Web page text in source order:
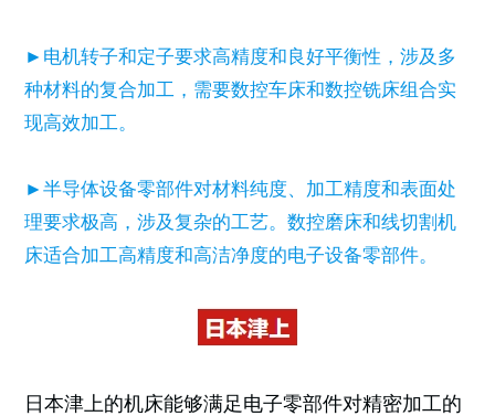
►电机转子和定子要求高精度和良好平衡性，涉及多
种材料的复合加工，需要数控车床和数控铣床组合实
现高效加工。
►半导体设备零部件对材料纯度、加工精度和表面处
理要求极高，涉及复杂的工艺。数控磨床和线切割机
床适合加工高精度和高洁净度的电子设备零部件。
日本津上的机床能够满足电子零部件对精密加工的